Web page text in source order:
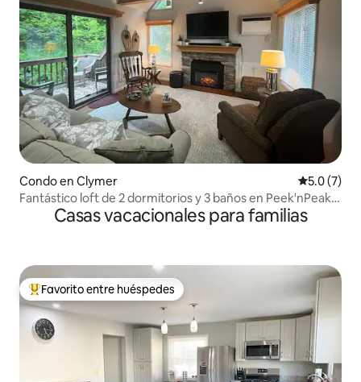
Condo en Clymer
5.0 (7)
Fantástico loft de 2 dormitorios y 3 baños en Peek'nPeak
ResortCasas vacacionales para familias
Favorito entre huéspedes preferido
Favorito entre huéspedes